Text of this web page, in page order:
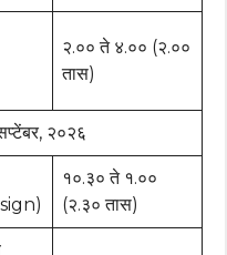
२.०० ते ४.०० (२.००
तास)
२०२६
१०.३० ते १.००
(२.३० तास)